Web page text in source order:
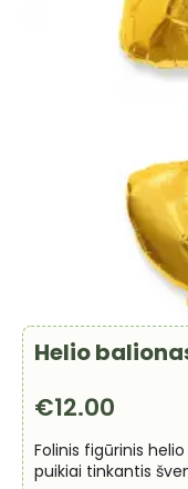
Helio
€12.00
Folinis figūrinis
puikiai tinkantis